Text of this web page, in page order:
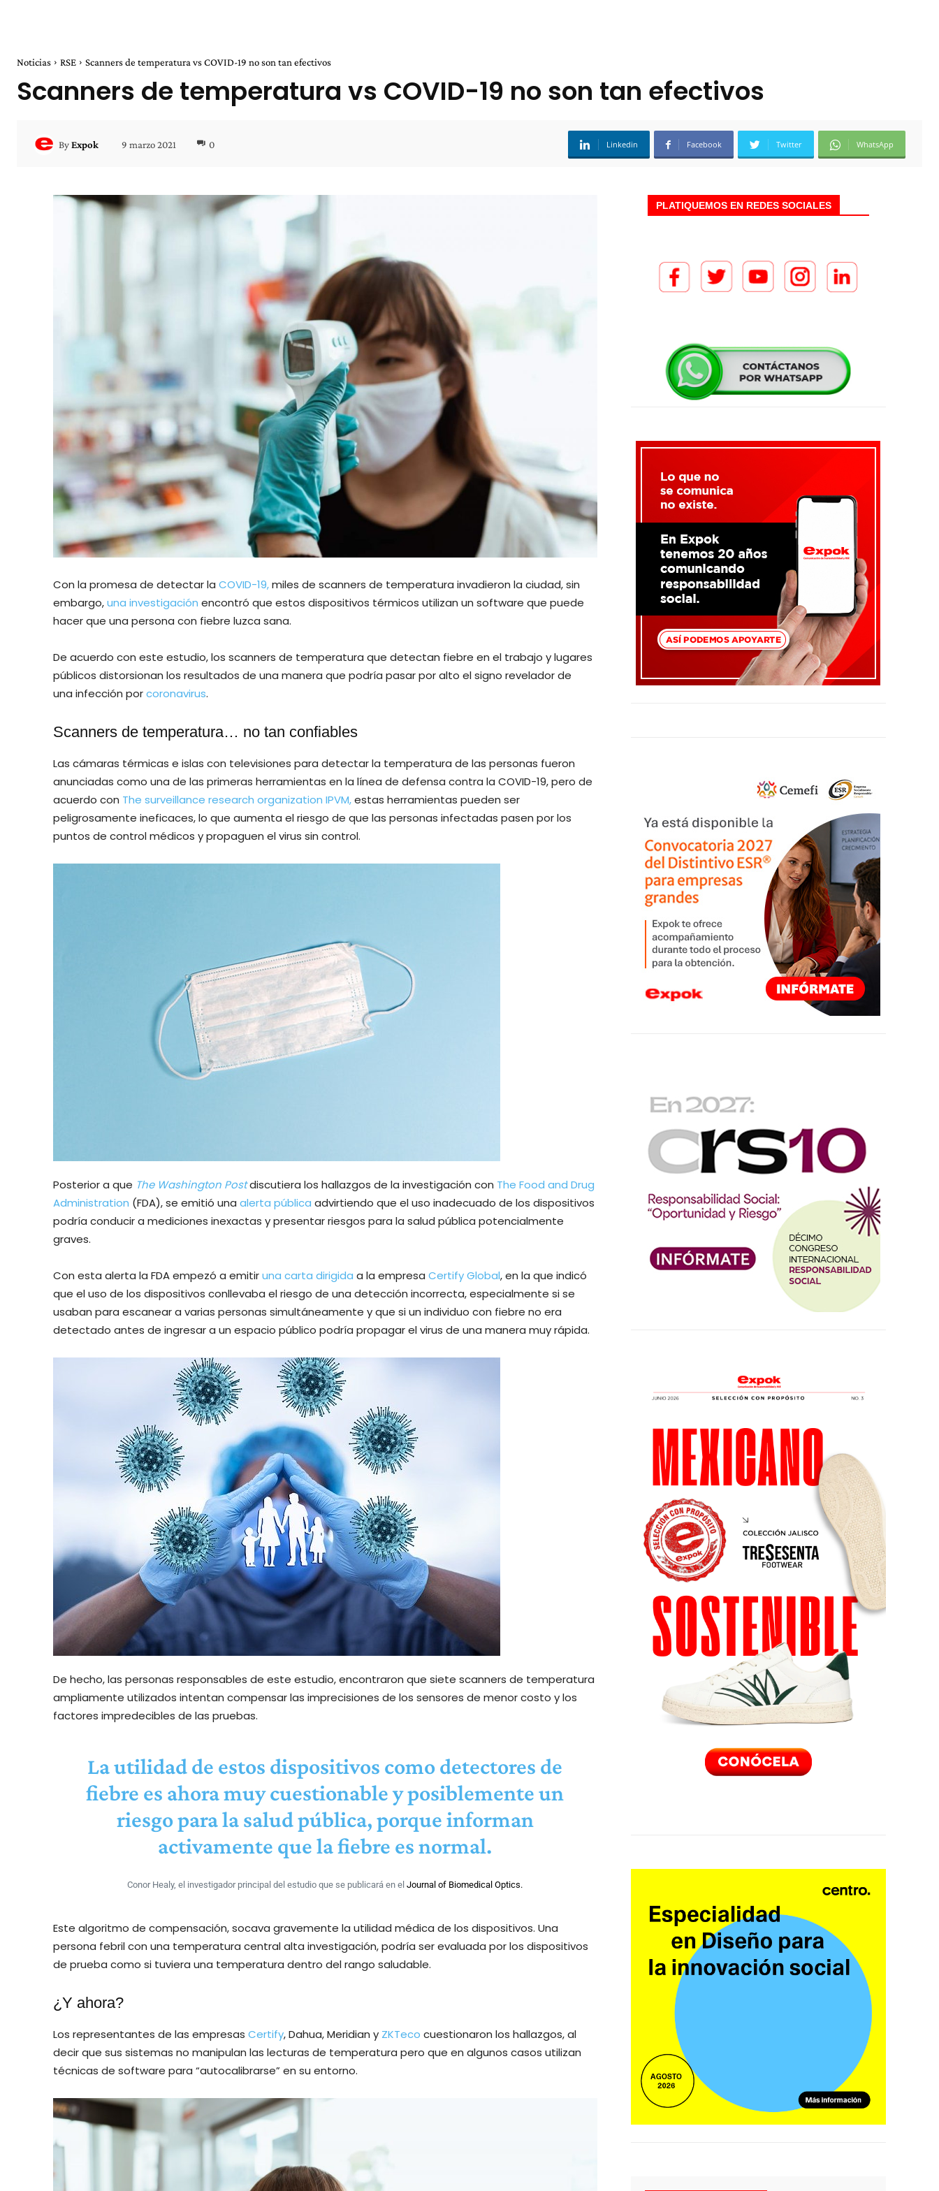
Noticias RSE Scanners de temperatura vs COVID-19 no son tan efectivos
Scanners de temperatura vs COVID-19 no son tan efectivos
ByExpok 9 marzo 2021 0 Linkedin Facebook Twitter WhatsApp
Con la promesa de detectar la COVID-19,miles de scanners de temperatura invadieron la ciudad, sin
embargo,una investigación encontró que estos dispositivos térmicos utilizan un software que puede
hacer que una persona con fiebre luzca sana.
De acuerdo con este estudio, los scanners de temperatura que detectan fiebre en el trabajo y lugares
públicos distorsionan los resultados de una manera que podría pasar por alto el signo revelador de
una infección porcoronavirus.
Scanners de temperatura… no tan confiables
Las cámaras térmicas e islas con televisiones para detectar la temperatura de las personas fueron
anunciadas como una de las primeras herramientas en la línea de defensa contra la COVID-19, pero de
acuerdo con The surveillance research organization IPVM,estas herramientas pueden ser
peligrosamente ineficaces, lo que aumenta el riesgo de que las personas infectadas pasen por los
puntos de control médicos y propaguen el virus sin control.
Posterior a que The Washington Postdiscutiera los hallazgos de la investigación con The Food and Drug
Administration (FDA), se emitió una alerta pública advirtiendo que el uso inadecuado de los dispositivos
podría conducir a mediciones inexactas y presentar riesgos para la salud pública potencialmente
graves.
Con esta alerta la FDA empezó a emitiruna carta dirigida a la empresa Certify Global, en la que indicó
que el uso de los dispositivos conllevaba el riesgo de una detección incorrecta, especialmente si se
usaban para escanear a varias personas simultáneamente y que si un individuo con fiebre no era
detectado antes de ingresar a un espacio público podría propagar el virus de una manera muy rápida.
De hecho, las personas responsables de este estudio, encontraron que siete scanners de temperatura
ampliamente utilizados intentan compensar las imprecisiones de los sensores de menor costo y los
factores impredecibles de las pruebas.
La utilidad de estos dispositivos como detectores de
fiebre es ahora muy cuestionable y posiblemente un
riesgo para la salud pública, porque informan
activamente que la fiebre es normal.
Conor Healy, el investigador principal del estudio que se publicará en elJournal of Biomedical Optics.
Este algoritmo de compensación, socava gravemente la utilidad médica de los dispositivos. Una
persona febril con una temperatura central alta investigación, podría ser evaluada por los dispositivos
de prueba como si tuviera una temperatura dentro del rango saludable.
¿Y ahora?
Los representantes de las empresas Certify, Dahua, Meridian y ZKTeco cuestionaron los hallazgos, al
decir que sus sistemas no manipulan las lecturas de temperatura pero que en algunos casos utilizan
técnicas de software para “autocalibrarse” en su entorno.
PLATIQUEMOS EN REDES SOCIALES